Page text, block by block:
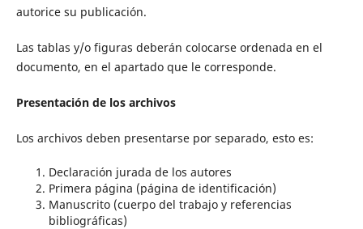
autorice su publicación.
Las tablas y/o figuras deberán colocarse ordenada en el
documento, en el apartado que le corresponde.
Presentación de los archivos
Los archivos deben presentarse por separado, esto es:
Declaración jurada de los autores
Primera página (página de identificación)
Manuscrito (cuerpo del trabajo y referencias
bibliográficas)